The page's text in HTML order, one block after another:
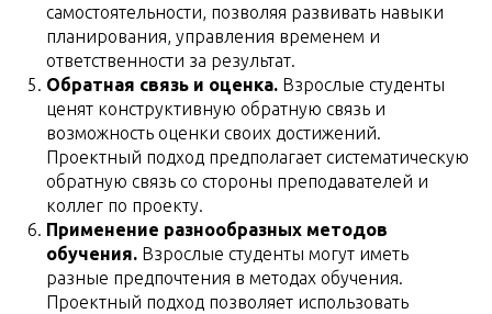
самостоятельности, позволяя развивать навыки
планирования, управления временем и
ответственности за результат.
Обратная связь и оценка. Взрослые студенты
ценят конструктивную обратную связь и
возможность оценки своих достижений.
Проектный подход предполагает систематическую
обратную связь со стороны преподавателей и
коллег по проекту.
Применение разнообразных методов
обучения. Взрослые студенты могут иметь
разные предпочтения в методах обучения.
Проектный подход позволяет использовать